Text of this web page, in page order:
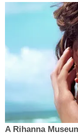
A Rihanna